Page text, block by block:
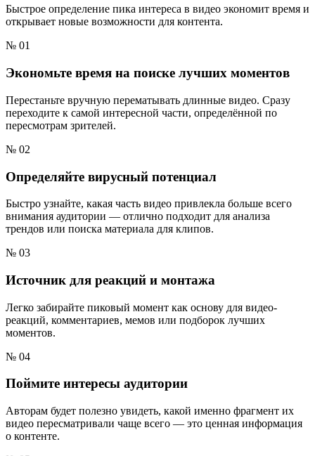
Быстрое определение пика интереса в видео экономит время и
открывает новые возможности для контента.
№ 01
Экономьте время на поиске лучших моментов
Перестаньте вручную перематывать длинные видео. Сразу
переходите к самой интересной части, определённой по
пересмотрам зрителей.
№ 02
Определяйте вирусный потенциал
Быстро узнайте, какая часть видео привлекла больше всего
внимания аудитории — отлично подходит для анализа
трендов или поиска материала для клипов.
№ 03
Источник для реакций и монтажа
Легко забирайте пиковый момент как основу для видео-
реакций, комментариев, мемов или подборок лучших
моментов.
№ 04
Поймите интересы аудитории
Авторам будет полезно увидеть, какой именно фрагмент их
видео пересматривали чаще всего — это ценная информация
о контенте.